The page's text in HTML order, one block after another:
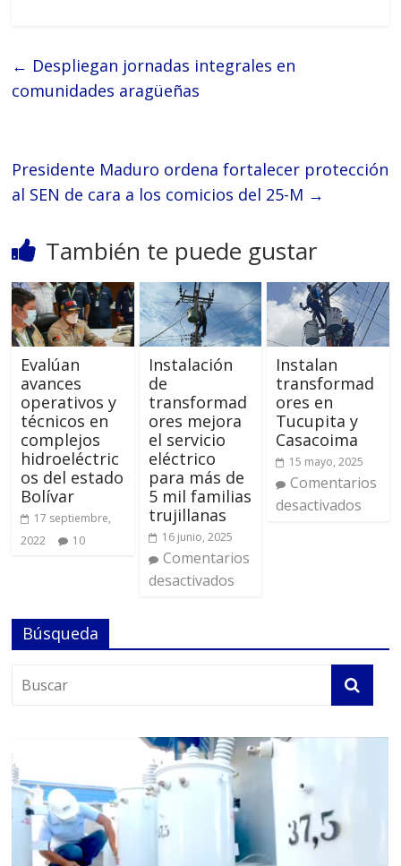
← Despliegan jornadas integrales en
comunidades aragüeñas
Presidente Maduro ordena fortalecer protección
al SEN de cara a los comicios del 25-M →
También te puede gustar
Evalúan
avances
operativos y
técnicos en
complejos
hidroeléctric
os del estado
Bolívar
17 septiembre,
2022
10
Instalación
de
transformad
ores mejora
el servicio
eléctrico
para más de
5 mil familias
trujillanas
16 junio, 2025
Comentarios
desactivados
Instalan
transformad
ores en
Tucupita y
Casacoima
15 mayo, 2025
Comentarios
desactivados
Búsqueda